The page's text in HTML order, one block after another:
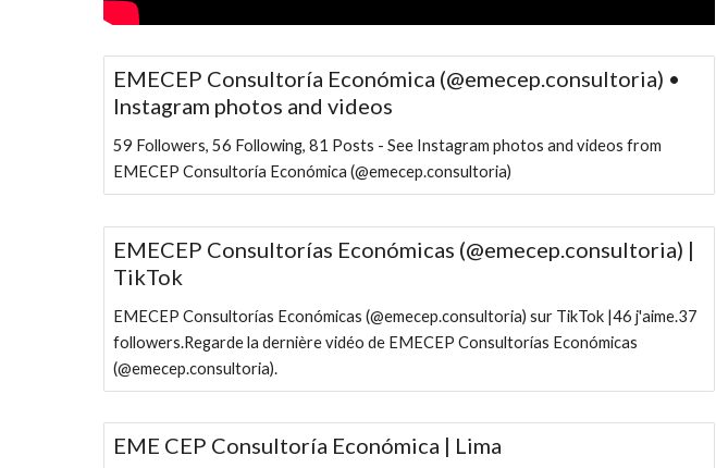
EMECEP Consultoría Económica (@emecep.consultoria) •
Instagram photos and videos
59 Followers, 56 Following, 81 Posts - See Instagram photos and videos from
EMECEP Consultoría Económica (@emecep.consultoria)
EMECEP Consultorías Económicas (@emecep.consultoria) |
TikTok
EMECEP Consultorías Económicas (@emecep.consultoria) sur TikTok |46 j'aime.37
followers.Regarde la dernière vidéo de EMECEP Consultorías Económicas
(@emecep.consultoria).
EME CEP Consultoría Económica | Lima